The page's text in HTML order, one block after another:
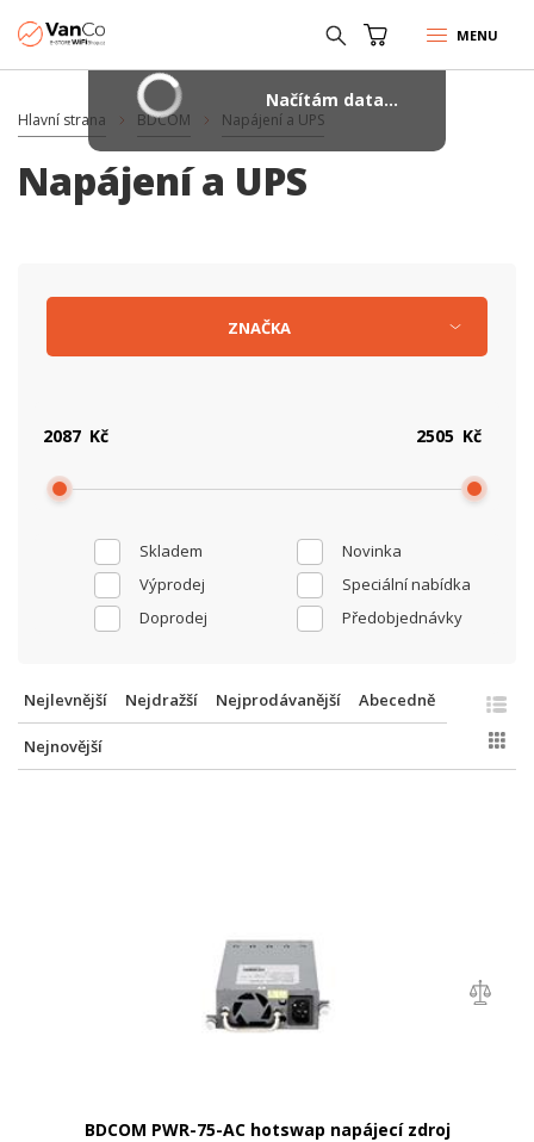
MENU
Hlavní strana BDCOM Napájení a UPS
Napájení a UPS
Skladem
Novinka
Výprodej
Speciální nabídka
Doprodej
Předobjednávky
Kč Kč
ZNAČKA
Nejlevnější Nejdražší Nejprodávanější Abecedně
Nejnovější
BDCOM PWR-75-AC hotswap napájecí zdroj
Načítám data...